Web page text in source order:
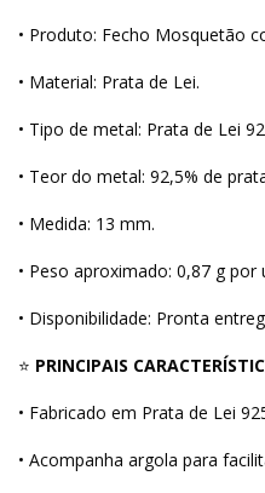
• Produto: Fecho Mosquetão
• Material: Prata de Lei.
• Tipo de metal: Prata de Lei
• Teor do metal: 92,5% de
• Medida: 13 mm.
• Peso aproximado: 0,87 g por
• Disponibilidade: Pronta
⭐ PRINCIPAIS
• Fabricado em Prata de Lei
• Acompanha argola para